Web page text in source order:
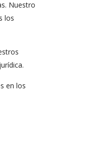
Nuestro
los
en los